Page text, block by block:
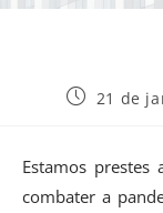
21 de
Estamos
combater a